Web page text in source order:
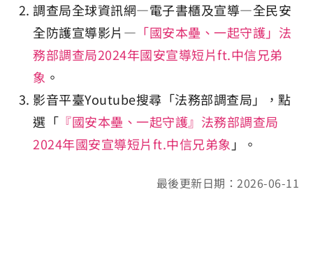
調查局全球資訊網—電子書櫃及宣導—全民安
全防護宣導影片— 「國安本壘、一起守護」法
務部調查局2024年國安宣導短片ft.中信兄弟
象 。
影音平臺Youtube搜尋「法務部調查局」，點
選「 『國安本壘、一起守護』法務部調查局
2024年國安宣導短片ft.中信兄弟象 」。
最後更新日期：2026-06-11